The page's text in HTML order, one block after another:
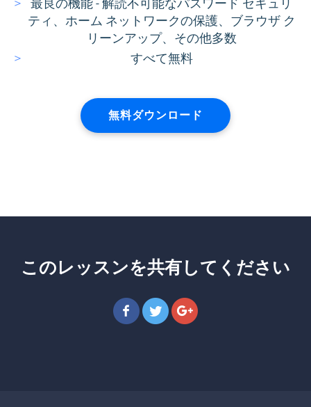
最良の機能 - 解読不可能なパスワード セキュリ
ティ、ホーム ネットワークの保護、ブラウザ ク
リーンアップ、その他多数
すべて無料
無料ダウンロード
このレッスンを共有してください